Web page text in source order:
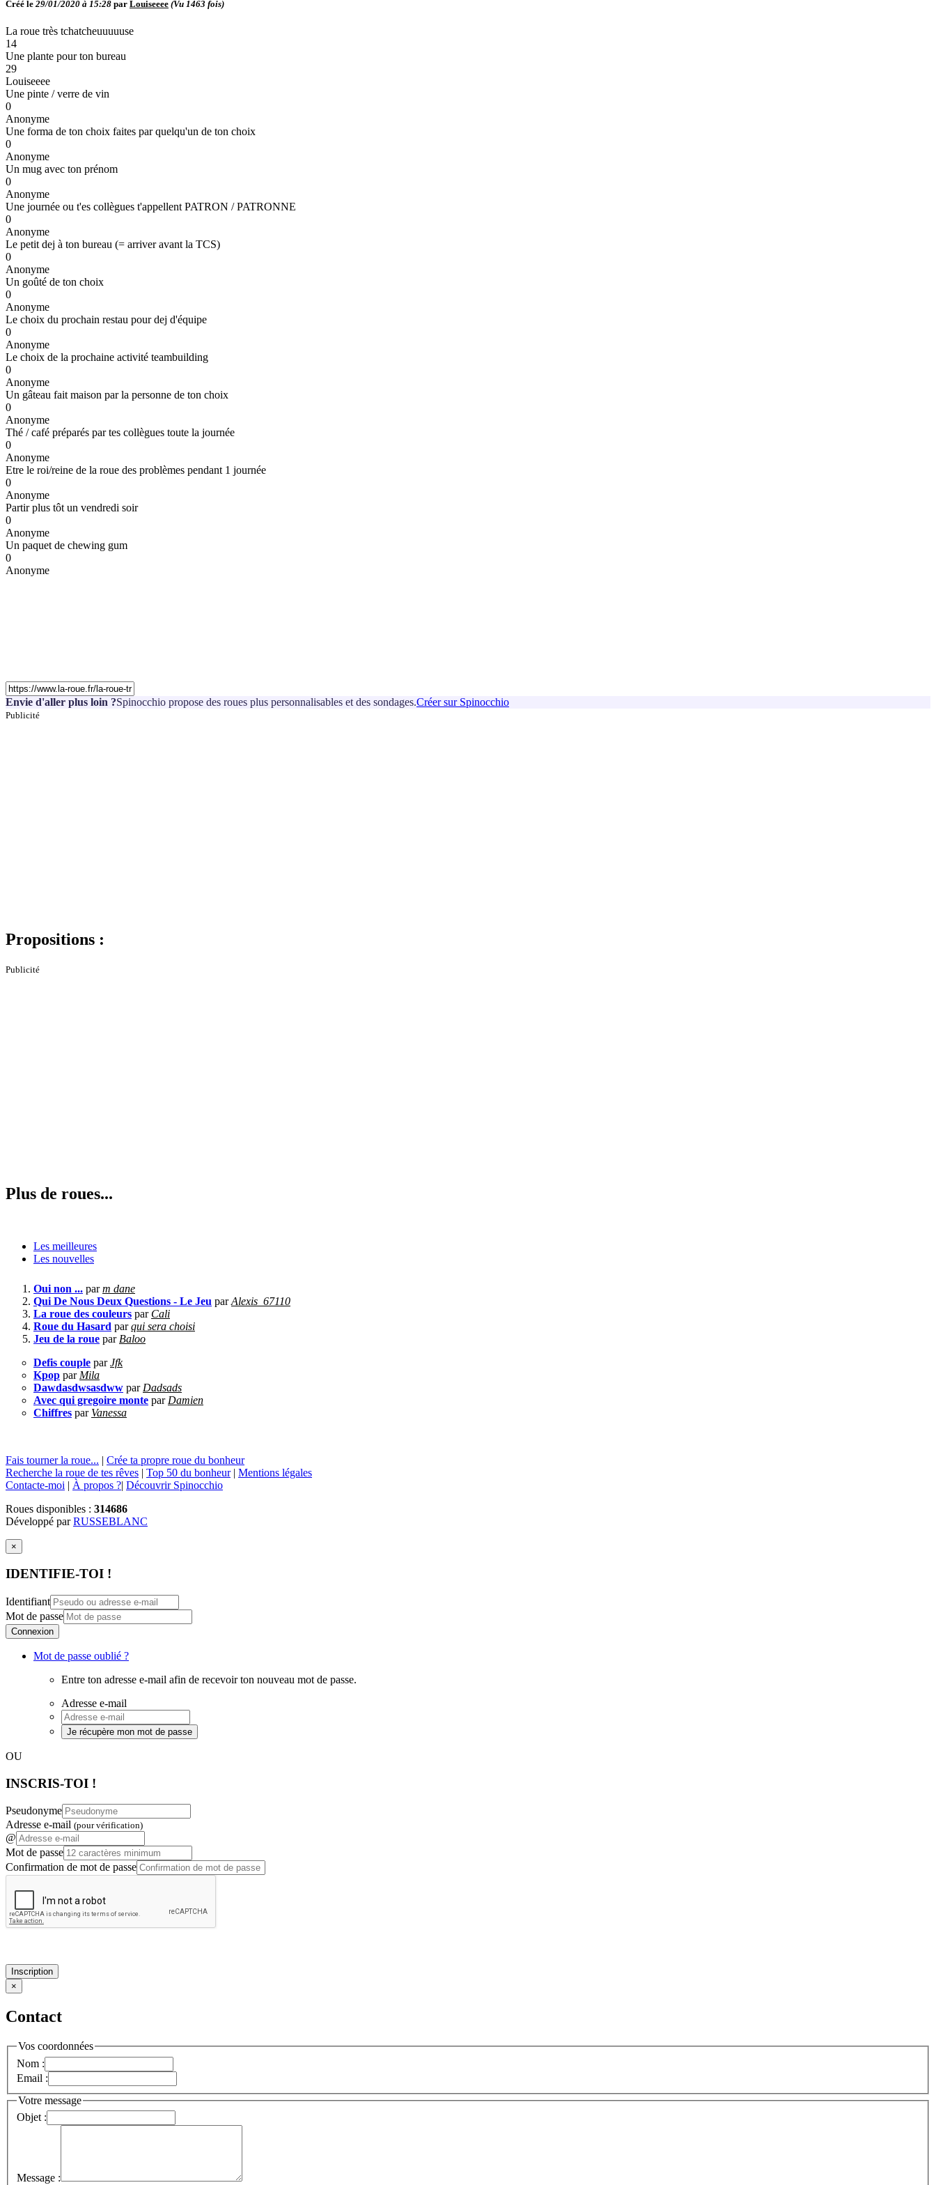
Créé le 29/01/2020 à 15:28 par Louiseeee (Vu 1463 fois)
La roue très tchatcheuuuuuse
14
Une plante pour ton bureau
29
Louiseeee
Une pinte / verre de vin
0
Anonyme
Une forma de ton choix faites par quelqu'un de ton choix
0
Anonyme
Un mug avec ton prénom
0
Anonyme
Une journée ou t'es collègues t'appellent PATRON / PATRONNE
0
Anonyme
Le petit dej à ton bureau (= arriver avant la TCS)
0
Anonyme
Un goûté de ton choix
0
Anonyme
Le choix du prochain restau pour dej d'équipe
0
Anonyme
Le choix de la prochaine activité teambuilding
0
Anonyme
Un gâteau fait maison par la personne de ton choix
0
Anonyme
Thé / café préparés par tes collègues toute la journée
0
Anonyme
Etre le roi/reine de la roue des problèmes pendant 1 journée
0
Anonyme
Partir plus tôt un vendredi soir
0
Anonyme
Un paquet de chewing gum
0
Anonyme
Envie d'aller plus loin ?Spinocchio propose des roues plus personnalisables et des sondages.Créer sur Spinocchio
Publicité
Propositions :
Publicité
Plus de roues...
Les meilleures
Les nouvelles
Oui non ... parm dane
Qui De Nous Deux Questions - Le Jeu parAlexis_67110
La roue des couleurs par Cali
Roue du Hasard parqui sera choisi
Jeu de la roue par Baloo
Defis couple parJfk
Kpop par Mila
Dawdasdwsasdww par Dadsads
Avec qui gregoire monte par Damien
Chiffres par Vanessa
Fais tourner la roue... | Crée ta propre roue du bonheur
Recherche la roue de tes rêves | Top 50 du bonheur| Mentions légales
Contacte-moi | À propos ?| Découvrir Spinocchio
Roues disponibles : 314686
Développé parRUSSEBLANC
×
IDENTIFIE-TOI !
Identifiant
Mot de passe
Connexion
Mot de passe oublié ?
Entre ton adresse e-mail afin de recevoir ton nouveau mot de passe.
Adresse e-mail
Je récupère mon mot de passe
OU
INSCRIS-TOI !
Pseudonyme
Adresse e-mail (pour vérification)
@
Mot de passe
Confirmation de mot de passe
Inscription
×
Contact
Vos coordonnées
Nom :
Email :
Votre message
Objet :
Message :